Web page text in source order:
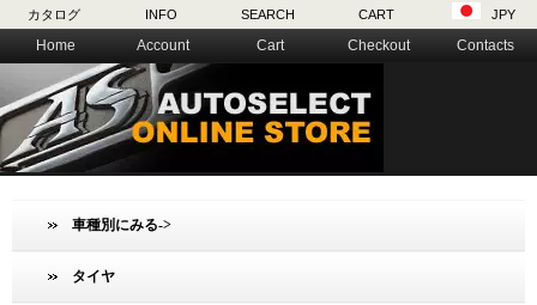
カタログ INFO SEARCH CART JPY
Home Account Cart Checkout Contacts
車種別にみる->
タイヤ